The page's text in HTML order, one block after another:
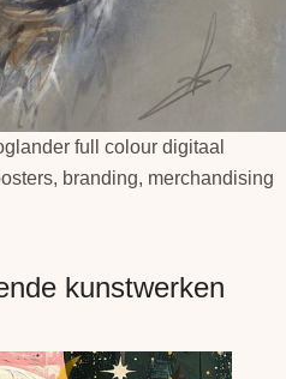
full colour digitaal
branding, merchandising
kunstwerken